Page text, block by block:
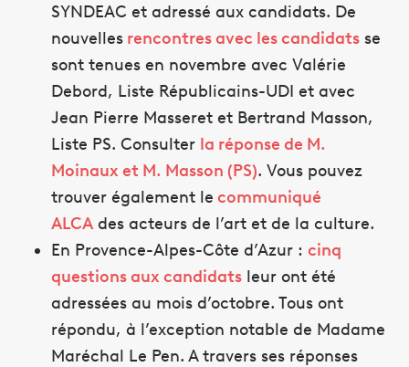
SYNDEAC et adressé aux candidats. De
nouvelles rencontres avec les candidats se
sont tenues en novembre avec Valérie
Debord, Liste Républicains-UDI et avec
Jean Pierre Masseret et Bertrand Masson,
Liste PS. Consulter la réponse de M.
Moinaux et M. Masson (PS). Vous pouvez
trouver également le communiqué
ALCA des acteurs de l’art et de la culture.
En Provence-Alpes-Côte d’Azur : cinq
questions aux candidats leur ont été
adressées au mois d’octobre. Tous ont
répondu, à l’exception notable de Madame
Maréchal Le Pen. A travers ses réponses